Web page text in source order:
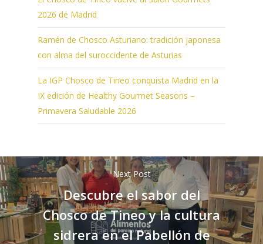
2026 de Madrid
Ramén de Chosco Asturiano: tradición japonesa
con alma del suroccidente de Asturias
La IGP Chosco de Tineo conquista Madrid en la
IX edición de Healthy Gourmet Seasons –
Primavera Saludable 2026
Next Post
Descubre el sabor del
Chosco de Tineo y la cultura
sidrera en el Pabellón de